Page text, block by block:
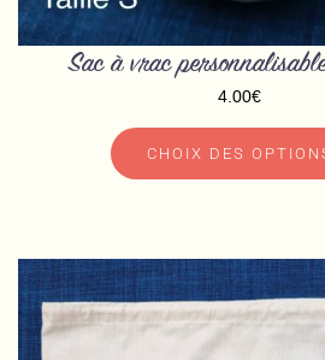
Sac à vrac
4.00€
CHOIX DES
produit
a